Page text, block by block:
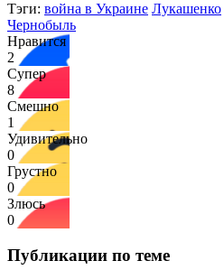
Тэги: война в Украине Лукашенко
Чернобыль
Нравится
2
Супер
8
Смешно
1
Удивительно
0
Грустно
0
Злюсь
0
Публикации по теме